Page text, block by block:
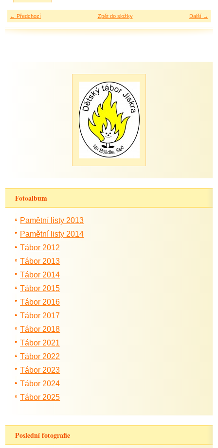
← Předchozí Další →
Zpět do složky
Fotoalbum
Pamětní listy 2013
Pamětní listy 2014
Tábor 2012
Tábor 2013
Tábor 2014
Tábor 2015
Tábor 2016
Tábor 2017
Tábor 2018
Tábor 2021
Tábor 2022
Tábor 2023
Tábor 2024
Tábor 2025
Poslední fotografie